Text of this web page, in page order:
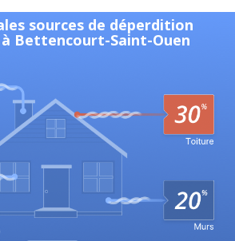
sources de déperdition
Bettencourt-Saint-Ouen